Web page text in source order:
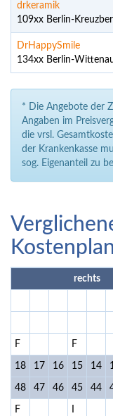
drkeramik
109xx Berlin-
DrHappySmile
134xx Berlin-
* Die Angebote der
Angaben im
die vrsl.
der Krankenkasse
sog. Eigenanteil zu
Kostenplan
rechts
F F
18 17 16 15 14
48 47 46 45 44
F